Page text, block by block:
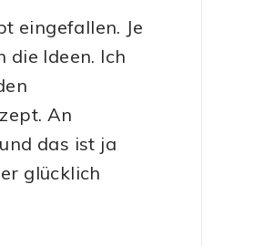
eingefallen. Je
Ideen. Ich
An
das ist ja
glücklich